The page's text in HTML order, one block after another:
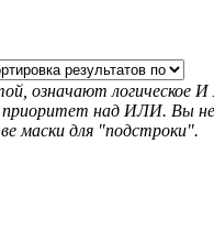
означают
над ИЛИ. Вы не
маски для "подстроки".